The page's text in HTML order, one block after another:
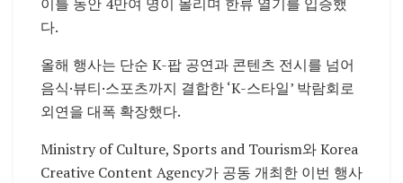
다.
올해 행사는 단순 K-팝 공연과 콘텐츠 전시를 넘어
음식·뷰티·스포츠까지 결합한 ‘K-스타일’ 박람회로
외연을 대폭 확장했다.
Ministry of Culture, Sports and Tourism와Korea
Creative Content Agency가 공동 개최한 이번 행사